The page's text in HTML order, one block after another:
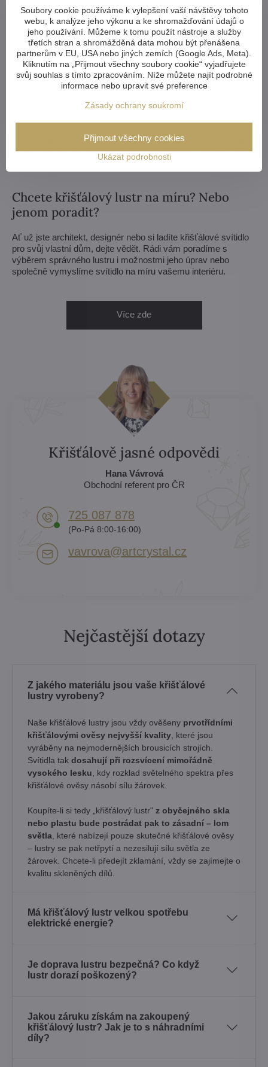
zkrátit i prodloužit řetěz - možnosti jsou téměř neomezené. A
pokud by vám to nestačilo, vyrobíme křišťálový lustr komplet
na zakázku podle vašeho návrhu.
Pokud si z naší nabídky lustrů vůbec nevyberete, vyrobíme
pro vás svítidlo zcela na míru. Stačí nám výkres nebo třeba
obrázek/fotka, jak si lustr představujete. My posoudíme
změny nebo lustr na míru zaberou přibližně 8–10 týdnů. Pokud
by se vám stavba nebo rekonstrukce protáhla, vůbec nevadí -
rádi vám lustr podržíme na našem skladu.
Chcete křišťálový lustr na míru? Nebo
jenom poradit?
Ať už jste architekt, designér nebo si ladíte křišťálové svítidlo
pro svůj vlastní dům, dejte vědět. Rádi vám poradíme s
výběrem správného lustru i možnostmi jeho úprav nebo
společně vymyslíme svítidlo na míru vašemu interiéru.
Více zde
Křišťálově jasné odpovědi
Hana Vávrová
Obchodní referent pro ČR
725 087 878​
(Po-Pá 8:00-16:00)
vavrova​@artcrystal​.cz
Nejčastější dotazy
Z jakého materiálu jsou vaše křišťálové
lustry vyrobeny?
Naše křišťálové lustry jsou vždy ověšeny prvotřídními
křišťálovými ověsy nejvyšší kvality , které jsou
vyráběny na nejmodernějších brousicích strojích.
Svítidla tak dosahují při rozsvícení mimořádně
vysokého lesku , kdy rozklad světelného spektra přes
křišťálové ověsy násobí sílu žárovek. ​
Koupíte-li si tedy „křišťálový lustr" z obyčejného skla
nebo plastu bude postrádat pak to zásadní – lom
světla , které nabízejí pouze skutečné křišťálové ověsy
– lustry se pak netřpytí a nezesilují sílu světla ze
žárovek. Chcete-li předejít zklamání, vždy se zajímejte o
kvalitu skleněných dílů.
Má křišťálový lustr velkou spotřebu
elektrické energie?
Je doprava lustru bezpečná? Co když
lustr dorazí poškozený?
Jakou záruku získám na zakoupený
křišťálový lustr? Jak je to s náhradními
díly?
Soubory cookie používáme k vylepšení vaší návštěvy tohoto
webu, k analýze jeho výkonu a ke shromažďování údajů o
jeho používání. Můžeme k tomu použít nástroje a služby
třetích stran a shromážděná data mohou být přenášena
partnerům v EU, USA nebo jiných zemích (Google Ads, Meta).
Kliknutím na „Přijmout všechny soubory cookie“ vyjadřujete
svůj souhlas s tímto zpracováním. Níže můžete najít podrobné
informace nebo upravit své preference
Zásady ochrany soukromí
Ukázat podrobnosti
Přijmout všechny cookies